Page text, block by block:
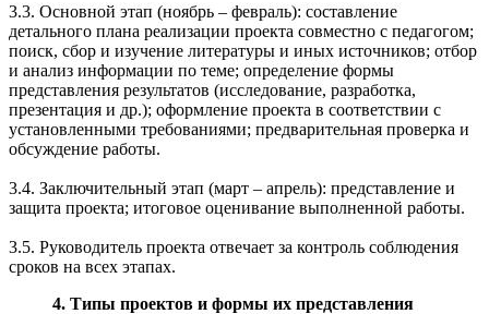
3.3. Основной этап (ноябрь – февраль): составление
детального плана реализации проекта совместно с педагогом;
поиск, сбор и изучение литературы и иных источников; отбор
и анализ информации по теме; определение формы
представления результатов (исследование, разработка,
презентация и др.); оформление проекта в соответствии с
установленными требованиями; предварительная проверка и
обсуждение работы.
3.4. Заключительный этап (март – апрель): представление и
защита проекта; итоговое оценивание выполненной работы.
3.5. Руководитель проекта отвечает за контроль соблюдения
сроков на всех этапах.
4. Типы проектов и формы их представления